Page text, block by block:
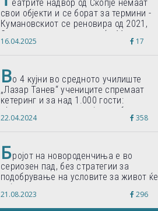
еатрите надвор од Скопје немаат
свои објекти и се борат за термини -
Кумановскиот се реновира од 2021,
Струмичкиот се гради веќе 11 години
16.04.2025 17
Во 4 кујни во средното училиште
„Лазар Танев“ учениците спремаат
кетеринг и за над 1.000 гости:
„Формиравме компанија и работиме
по светски стандарди“
22.04.2024 358
Бројот на новороденчиња е во
сериозен пад, без стратегии за
подобрување на условите за живот ќе
дојде до затворање на училишта,
предупредуваат експертите
21.08.2023 296